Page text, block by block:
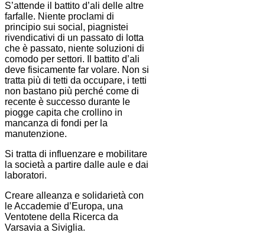
S’attende il battito d’ali delle altre
farfalle. Niente proclami di
principio sui social, piagnistei
rivendicativi di un passato di lotta
che è passato, niente soluzioni di
comodo per settori. Il battito d’ali
deve fisicamente far volare. Non si
tratta più di tetti da occupare, i tetti
non bastano più perché come di
recente è successo durante le
piogge capita che crollino in
mancanza di fondi per la
manutenzione.
Si tratta di influenzare e mobilitare
la società a partire dalle aule e dai
laboratori.
Creare alleanza e solidarietà con
le Accademie d’Europa, una
Ventotene della Ricerca da
Varsavia a Siviglia.